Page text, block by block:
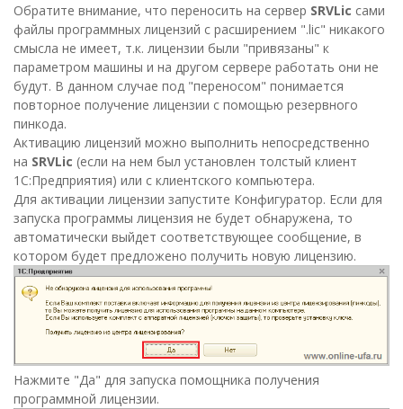
Обратите внимание, что переносить на сервер SRVLic сами
файлы программных лицензий с расширением ".lic" никакого
смысла не имеет, т.к. лицензии были "привязаны" к
параметром машины и на другом сервере работать они не
будут. В данном случае под "переносом" понимается
повторное получение лицензии с помощью резервного
пинкода.
Активацию лицензий можно выполнить непосредственно
на SRVLic (если на нем был установлен толстый клиент
1С:Предприятия) или с клиентского компьютера.
Для активации лицензии запустите Конфигуратор. Если для
запуска программы лицензия не будет обнаружена, то
автоматически выйдет соответствующее сообщение, в
котором будет предложено получить новую лицензию.
Нажмите "Да" для запуска помощника получения
программной лицензии.